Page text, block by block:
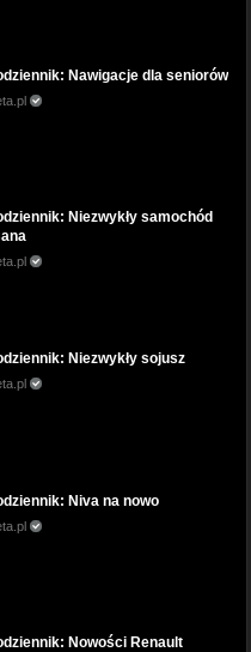
Nawigacje dla seniorów
Niezwykły samochód
Niezwykły sojusz
Niva na nowo
Nowości Renault